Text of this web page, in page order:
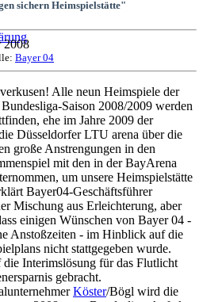
sichern Heimspielstätte"
2008
Bayer 04
Alle neun Heimspiele der
Saison 2008/2009 werden
ehe im Jahre 2009 der
Düsseldorfer LTU arena über die
große Anstrengungen in den
mit den in der BayArena
um unsere Heimspielstätte
Bayer04-Geschäftsführer
Mischung aus Erleichterung, aber
einigen Wünschen von Bayer 04 -
Anstoßzeiten - im Hinblick auf die
nicht stattgegeben wurde.
Interimslösung für das Flutlicht
gebracht.
Köster/Bögl wird die